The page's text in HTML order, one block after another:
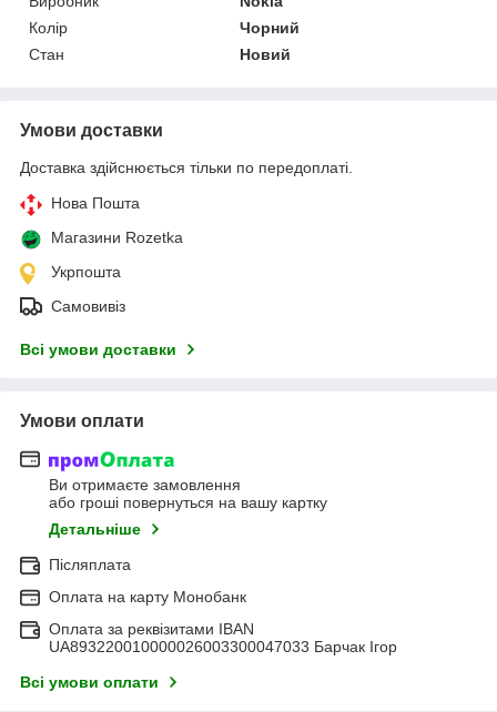
Колір
Чорний
Стан
Новий
Умови доставки
Доставка здійснюється тільки по передоплаті.
Нова Пошта
Магазини Rozetka
Укрпошта
Самовивіз
Всі умови доставки
Умови оплати
Ви отримаєте замовлення
або гроші повернуться на вашу картку
Детальніше
Післяплата
Оплата на карту Монобанк
Оплата за реквізитами IBAN
UA893220010000026003300047033 Барчак Ігор
Всі умови оплати